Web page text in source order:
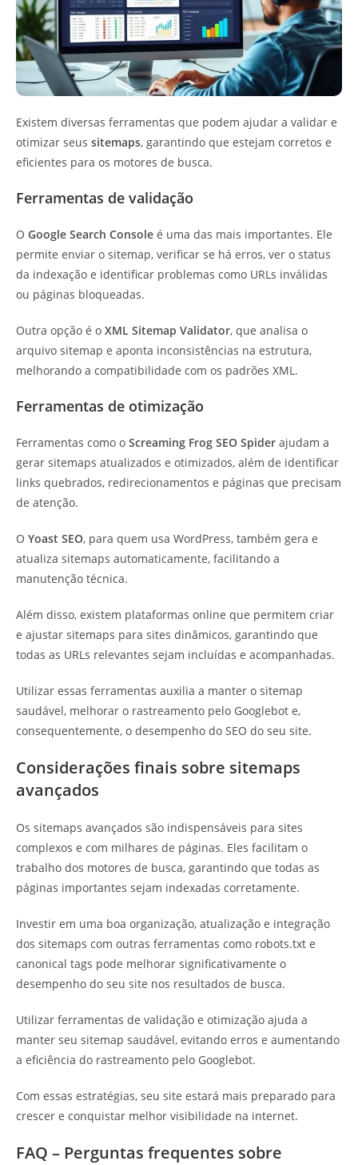
Existem diversas ferramentas que podem ajudar a validar e
otimizar seus sitemaps, garantindo que estejam corretos e
eficientes para os motores de busca.
Ferramentas de validação
O Google Search Console é uma das mais importantes. Ele
permite enviar o sitemap, verificar se há erros, ver o status
da indexação e identificar problemas como URLs inválidas
ou páginas bloqueadas.
Outra opção é o XML Sitemap Validator, que analisa o
arquivo sitemap e aponta inconsistências na estrutura,
melhorando a compatibilidade com os padrões XML.
Ferramentas de otimização
Ferramentas como o Screaming Frog SEO Spider ajudam a
gerar sitemaps atualizados e otimizados, além de identificar
links quebrados, redirecionamentos e páginas que precisam
de atenção.
O Yoast SEO, para quem usa WordPress, também gera e
atualiza sitemaps automaticamente, facilitando a
manutenção técnica.
Além disso, existem plataformas online que permitem criar
e ajustar sitemaps para sites dinâmicos, garantindo que
todas as URLs relevantes sejam incluídas e acompanhadas.
Utilizar essas ferramentas auxilia a manter o sitemap
saudável, melhorar o rastreamento pelo Googlebot e,
consequentemente, o desempenho do SEO do seu site.
Considerações finais sobre sitemaps
avançados
Os sitemaps avançados são indispensáveis para sites
complexos e com milhares de páginas. Eles facilitam o
trabalho dos motores de busca, garantindo que todas as
páginas importantes sejam indexadas corretamente.
Investir em uma boa organização, atualização e integração
dos sitemaps com outras ferramentas como robots.txt e
canonical tags pode melhorar significativamente o
desempenho do seu site nos resultados de busca.
Utilizar ferramentas de validação e otimização ajuda a
manter seu sitemap saudável, evitando erros e aumentando
a eficiência do rastreamento pelo Googlebot.
Com essas estratégias, seu site estará mais preparado para
crescer e conquistar melhor visibilidade na internet.
FAQ – Perguntas frequentes sobre